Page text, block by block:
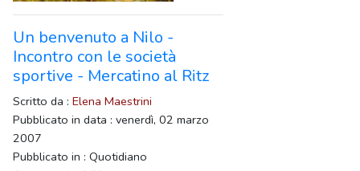
Un benvenuto a Nilo -
Incontro con le società
sportive - Mercatino al Ritz
Scritto da : Elena Maestrini
Pubblicato in data : venerdì, 02 marzo
2007
Pubblicato in : Quotidiano